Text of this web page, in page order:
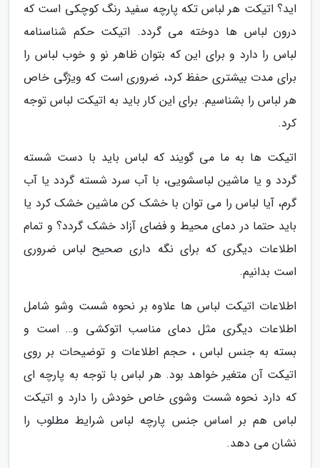
اید؟ اتیکت هر لباس تکه پارچه سفید رنگ کوچکی است که
درون لباس ها دوخته می گردد. اتیکت حکم شناسنامه
لباس را دارد و برای این که بتوان ظاهر نو و خوب لباس را
برای مدت بیشتری حفظ کرد، ضروری است که ویژگی خاص
هر لباس را بشناسیم. برای این کار باید به اتیکت لباس توجه
کرد.
اتیکت ها به ما می گویند که لباس باید با دست شسته
گردد و یا ماشین لباسشویی، با آب سرد شسته گردد یا آب
گرم، آیا لباس را می توان با خشک کن ماشین خشک کرد یا
باید حتما در دمای محیط و فضای آزاد خشک گردد؟ و تمام
اطلاعات دیگری که برای نگه داری صحیح لباس ضروری
است بدانیم.
اطلاعات اتیکت لباس ها علاوه بر نحوه شست وشو شامل
اطلاعات دیگری مثل دمای مناسب اتوکشی و… است و
بسته به جنس لباس ، حجم اطلاعات و توضیحات بر روی
اتیکت آن متغیر خواهد بود. هر لباس با توجه به پارچه ای
که دارد نحوه شست وشوی خاص خودش را دارد و اتیکت
لباس هم بر اساس جنس پارچه لباس شرایط مطلوب را
نشان می دهد.